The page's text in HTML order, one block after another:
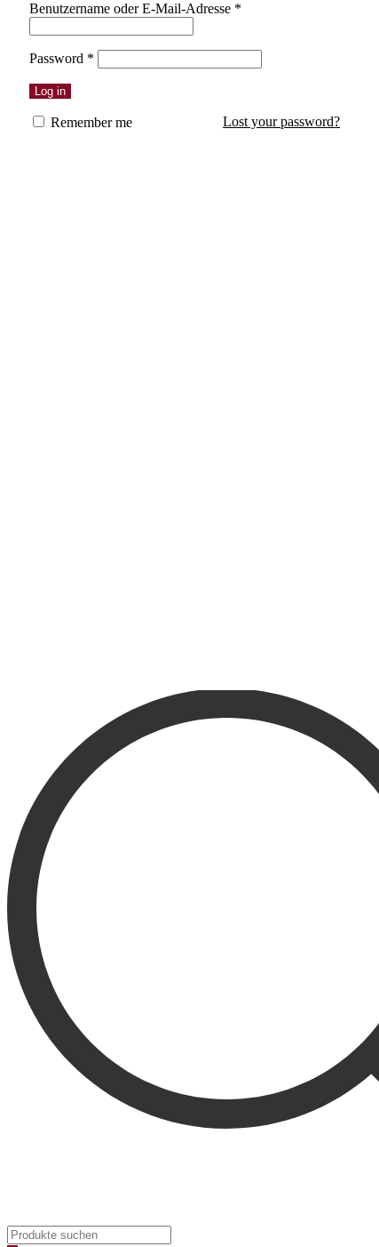
Benutzername oder E-Mail-Adresse *
Password *
Log in
Lost your password?
Remember me
Products